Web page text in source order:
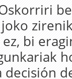
bi
decisión